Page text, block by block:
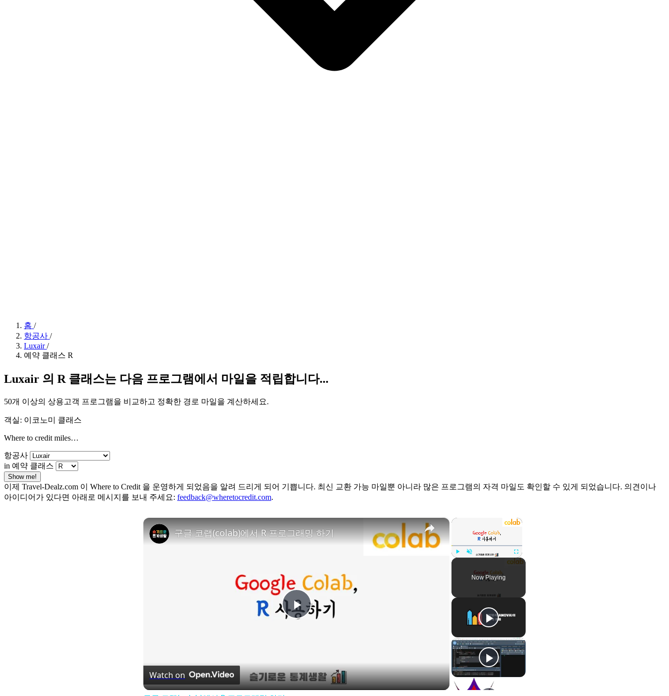
홈 /
항공사 /
Luxair /
예약 클래스 R
Luxair 의 R 클래스는 다음 프로그램에서 마일을 적립합니다...
50개 이상의 상용고객 프로그램을 비교하고 정확한 경로 마일을 계산하세요.
객실: 이코노미 클래스
Where to credit miles…
항공사
in 예약 클래스
Show me!
이제 Travel-Dealz.com 이 Where to Credit 을 운영하게 되었음을 알려 드리게 되어 기쁩니다. 최신 교환 가능 마일뿐 아니라 많은 프로그램의 자격 마일도 확인할 수 있게 되었습니다. 의견이나
아이디어가 있다면 아래로 메시지를 보내 주세요: feedback@wheretocredit.com.
×
Fullscreen
Now Playing
×
Play
구글 코랩(colab)에서 R 프로그래밍 하기
Watch on